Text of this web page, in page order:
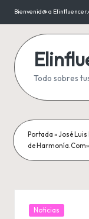
Saltar
contenido
Bienvenid@ a
Todo sobres
Portada »José
de
Publicada
Noticias